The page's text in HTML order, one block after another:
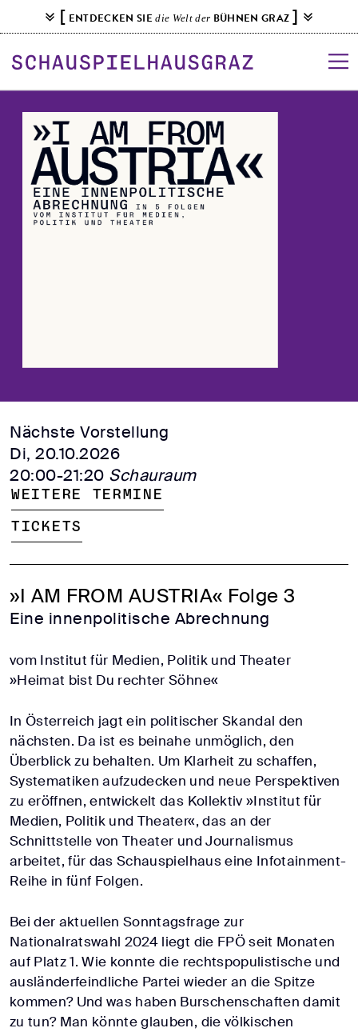
k
p
t
o
c
o
t
e
[ ENTDECKEN SIEdie Welt der BÜHNEN GRAZ ]
Nächste Vorstellung
Di, 20.10.2026
20:00-21:20 Schauraum
Weitere Termine
Tickets
»I AM FROM AUSTRIA« Folge 3
Eine innenpolitische Abrechnung
vom Institut für Medien, Politik und Theater
»Heimat bist Du rechter Söhne«
In Österreich jagt ein politischer Skandal den
nächsten. Da ist es beinahe unmöglich, den
Überblick zu behalten. Um Klarheit zu schaffen,
Systematiken aufzudecken und neue Perspektiven
zu eröffnen, entwickelt das Kollektiv »Institut für
Medien, Politik und Theater«, das an der
Schnittstelle von Theater und Journalismus
arbeitet, für das Schauspielhaus eine Infotainment-
Reihe in fünf Folgen.
Bei der aktuellen Sonntagsfrage zur
Nationalratswahl 2024 liegt die FPÖ seit Monaten
auf Platz 1. Wie konnte die rechtspopulistische und
ausländerfeindliche Partei wieder an die Spitze
kommen? Und was haben Burschenschaften damit
zu tun? Man könnte glauben, die völkischen